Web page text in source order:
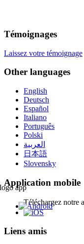
Témoignages
Laissez votre témoignage
Other languages
English
Deutsch
Español
Italiano
Português
Polski
العربية
日本語
Slovensky
Application mobile
Téléchargez notre
Liens amis